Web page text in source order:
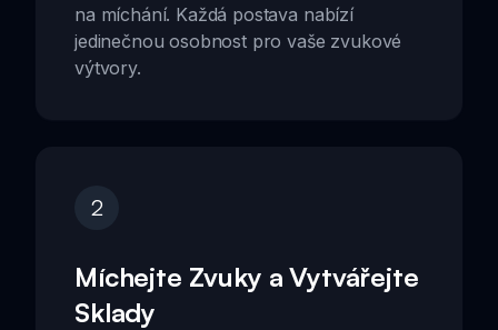
na míchání. Každá postava nabízí
jedinečnou osobnost pro vaše zvukové
výtvory.
2
Míchejte Zvuky a Vytvářejte
Sklady